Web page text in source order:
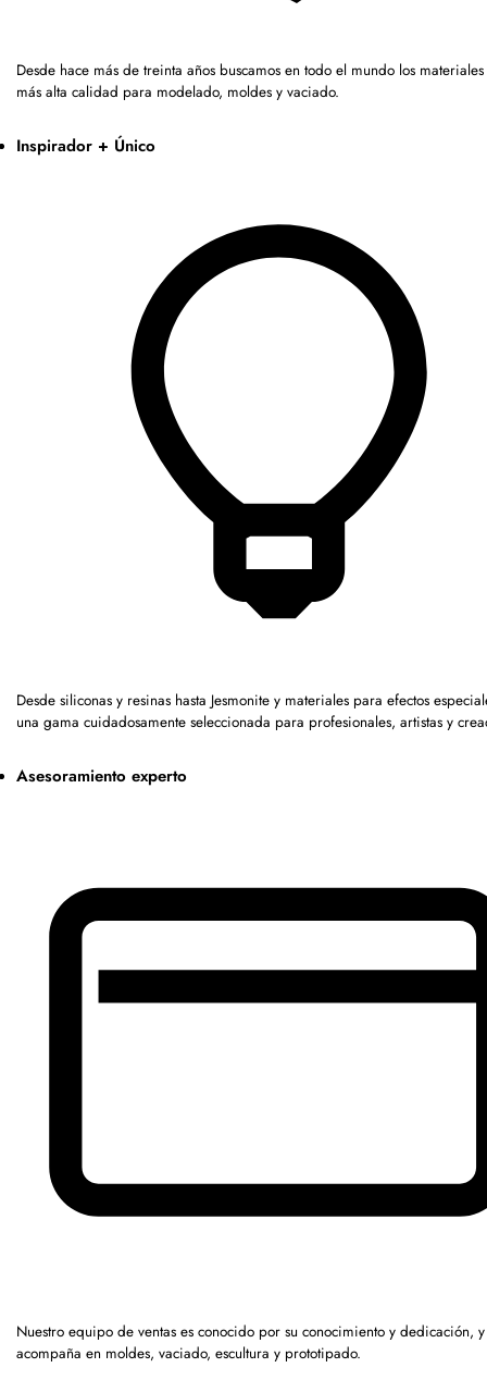
Desde hace más de treinta años buscamos en todo el mundo los
más alta calidad para modelado, moldes y vaciado.
Inspirador + Único
Desde siliconas y resinas hasta Jesmonite y materiales para efectos
una gama cuidadosamente seleccionada para profesionales, artistas y
Asesoramiento experto
Nuestro equipo de ventas es conocido por su conocimiento y dedicación,
acompaña en moldes, vaciado, escultura y prototipado.